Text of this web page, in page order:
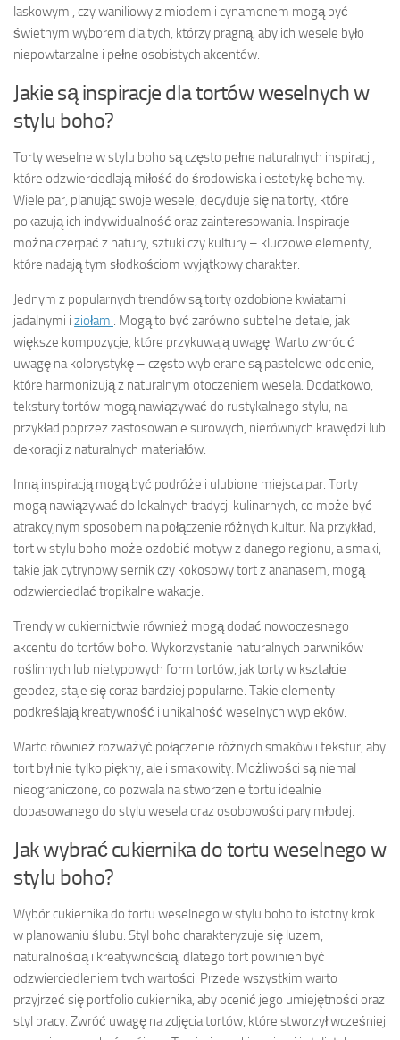
laskowymi, czy waniliowy z miodem i cynamonem mogą być
świetnym wyborem dla tych, którzy pragną, aby ich wesele było
niepowtarzalne i pełne osobistych akcentów.
Jakie są inspiracje dla tortów weselnych w
stylu boho?
Torty weselne w stylu boho są często pełne naturalnych inspiracji,
które odzwierciedlają miłość do środowiska i estetykę bohemy.
Wiele par, planując swoje wesele, decyduje się na torty, które
pokazują ich indywidualność oraz zainteresowania. Inspiracje
można czerpać z natury, sztuki czy kultury – kluczowe elementy,
które nadają tym słodkościom wyjątkowy charakter.
Jednym z popularnych trendów są torty ozdobione kwiatami
jadalnymi i ziołami. Mogą to być zarówno subtelne detale, jak i
większe kompozycje, które przykuwają uwagę. Warto zwrócić
uwagę na kolorystykę – często wybierane są pastelowe odcienie,
które harmonizują z naturalnym otoczeniem wesela. Dodatkowo,
tekstury tortów mogą nawiązywać do rustykalnego stylu, na
przykład poprzez zastosowanie surowych, nierównych krawędzi lub
dekoracji z naturalnych materiałów.
Inną inspiracją mogą być podróże i ulubione miejsca par. Torty
mogą nawiązywać do lokalnych tradycji kulinarnych, co może być
atrakcyjnym sposobem na połączenie różnych kultur. Na przykład,
tort w stylu boho może ozdobić motyw z danego regionu, a smaki,
takie jak cytrynowy sernik czy kokosowy tort z ananasem, mogą
odzwierciedlać tropikalne wakacje.
Trendy w cukiernictwie również mogą dodać nowoczesnego
akcentu do tortów boho. Wykorzystanie naturalnych barwników
roślinnych lub nietypowych form tortów, jak torty w kształcie
geodez, staje się coraz bardziej popularne. Takie elementy
podkreślają kreatywność i unikalność weselnych wypieków.
Warto również rozważyć połączenie różnych smaków i tekstur, aby
tort był nie tylko piękny, ale i smakowity. Możliwości są niemal
nieograniczone, co pozwala na stworzenie tortu idealnie
dopasowanego do stylu wesela oraz osobowości pary młodej.
Jak wybrać cukiernika do tortu weselnego w
stylu boho?
Wybór cukiernika do tortu weselnego w stylu boho to istotny krok
w planowaniu ślubu. Styl boho charakteryzuje się luzem,
naturalnością i kreatywnością, dlatego tort powinien być
odzwierciedleniem tych wartości. Przede wszystkim warto
przyjrzeć się portfolio cukiernika, aby ocenić jego umiejętności oraz
styl pracy. Zwróć uwagę na zdjęcia tortów, które stworzył wcześniej